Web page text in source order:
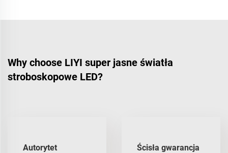
Why choose LIYI super jasne światła
stroboskopowe LED?
Autorytet
Ścisła gwarancja